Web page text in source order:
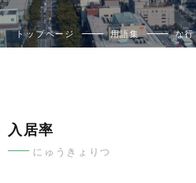
トップページ 用語集 な行
入居率
にゅうきょりつ